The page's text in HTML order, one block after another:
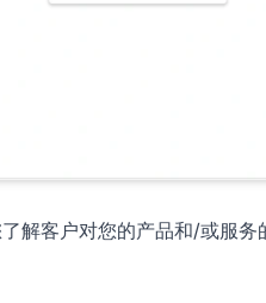
解客户对您的产品和/或服